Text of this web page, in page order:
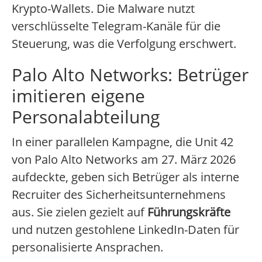
Krypto-Wallets. Die Malware nutzt
verschlüsselte Telegram-Kanäle für die
Steuerung, was die Verfolgung erschwert.
Palo Alto Networks: Betrüger
imitieren eigene
Personalabteilung
In einer parallelen Kampagne, die Unit 42
von Palo Alto Networks am 27. März 2026
aufdeckte, geben sich Betrüger als interne
Recruiter des Sicherheitsunternehmens
aus. Sie zielen gezielt auf Führungskräfte
und nutzen gestohlene LinkedIn-Daten für
personalisierte Ansprachen.